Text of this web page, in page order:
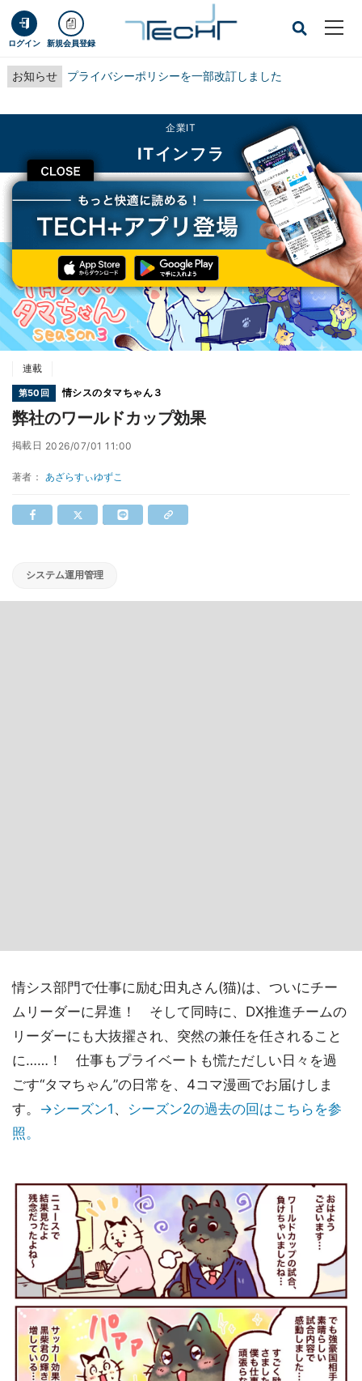
ログイン 新規会員登録
お知らせ プライバシーポリシーを一部改訂しました
CLOSE
企業IT
ITインフラ
TECH+ 企業IT ITインフラ 弊社のワールドカップ効果
連載
第50回 情シスのタマちゃん３
弊社のワールドカップ効果
掲載日 2026/07/01 11:00
著者： あざらすぃゆずこ
システム運用管理
情シス部門で仕事に励む田丸さん(猫)は、ついにチー
ムリーダーに昇進！ そして同時に、DX推進チームの
リーダーにも大抜擢され、突然の兼任を任されること
に……！ 仕事もプライベートも慌ただしい日々を過
ごす“タマちゃん”の日常を、4コマ漫画でお届けしま
す。 →シーズン1 、 シーズン2の過去の回はこちらを参
照。